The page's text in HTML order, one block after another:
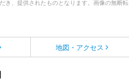
き、提供されたものとなります。画像の無断転
地図・アクセス